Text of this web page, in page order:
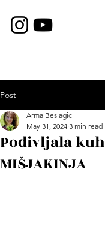
Post
Podivljala
MIŠJAKINJA
Arma Beslagic
May 31, 2024 3 min read